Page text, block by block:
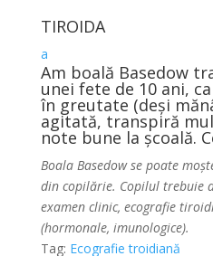
TIROIDA
a
Am boală Basedow
unei fete de 10 ani,
în greutate (deși
agitată, transpiră
note bune la școală.
Boala Basedow se poate
din copilărie. Copilul trebuie
examen clinic, ecografie
(hormonale, imunologice).
Tag: Ecografie troidiană